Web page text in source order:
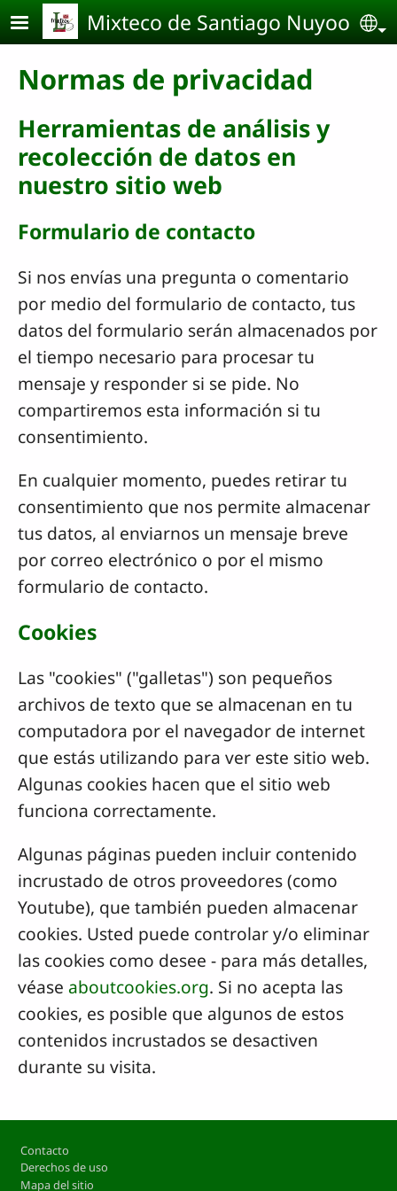
Pasar al contenido principal
Mixteco de Santiago Nuyoo
Normas de privacidad
Herramientas de análisis y
recolección de datos en
nuestro sitio web
Formulario de contacto
Si nos envías una pregunta o comentario
por medio del formulario de contacto, tus
datos del formulario serán almacenados por
el tiempo necesario para procesar tu
mensaje y responder si se pide. No
compartiremos esta información si tu
consentimiento.
En cualquier momento, puedes retirar tu
consentimiento que nos permite almacenar
tus datos, al enviarnos un mensaje breve
por correo electrónico o por el mismo
formulario de contacto.
Cookies
Las "cookies" ("galletas") son pequeños
archivos de texto que se almacenan en tu
computadora por el navegador de internet
que estás utilizando para ver este sitio web.
Algunas cookies hacen que el sitio web
funciona correctamente.
Algunas páginas pueden incluir contenido
incrustado de otros proveedores (como
Youtube), que también pueden almacenar
cookies. Usted puede controlar y/o eliminar
las cookies como desee - para más detalles,
véase aboutcookies.org. Si no acepta las
cookies, es posible que algunos de estos
contenidos incrustados se desactiven
durante su visita.
Footer
Contacto
Derechos de uso
Mapa del sitio